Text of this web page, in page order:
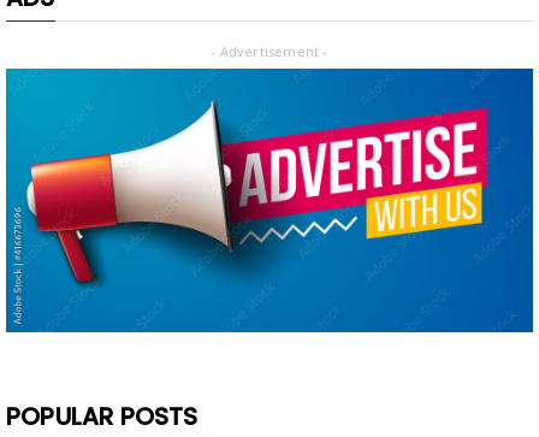
- Advertisement -
POPULAR POSTS